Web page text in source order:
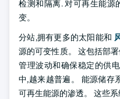
检测和隔离. 对可再生能源
变。
分站,拥有更多的太阳能和
源的可变性质。 这包括部
管理波动和确保稳定的供
中,越来越普遍。 能源储存
可再生能源的渗透。 这些